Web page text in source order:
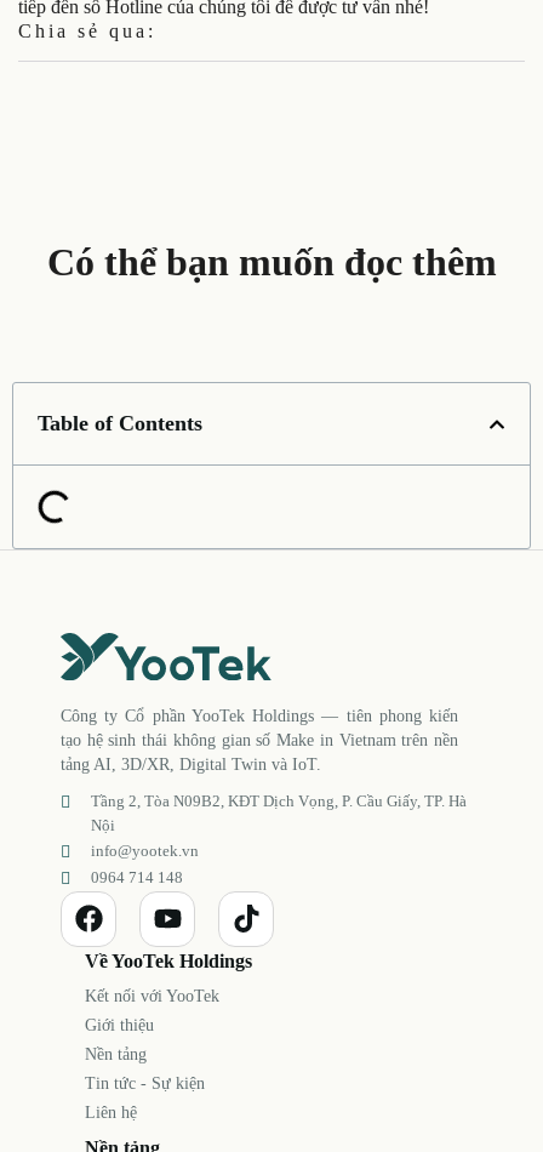
tiếp đến số Hotline của chúng tôi để được tư vấn nhé!
Chia sẻ qua:
Có thể bạn muốn đọc thêm
Table of Contents
Công ty Cổ phần YooTek Holdings — tiên phong kiến
tạo hệ sinh thái không gian số Make in Vietnam trên nền
tảng AI, 3D/XR, Digital Twin và IoT.
Tầng 2, Tòa N09B2, KĐT Dịch Vọng, P. Cầu Giấy, TP. Hà
Nội
info@yootek.vn
0964 714 148
Về YooTek Holdings
Kết nối với YooTek
Giới thiệu
Nền tảng
Tin tức - Sự kiện
Liên hệ
Nền tảng